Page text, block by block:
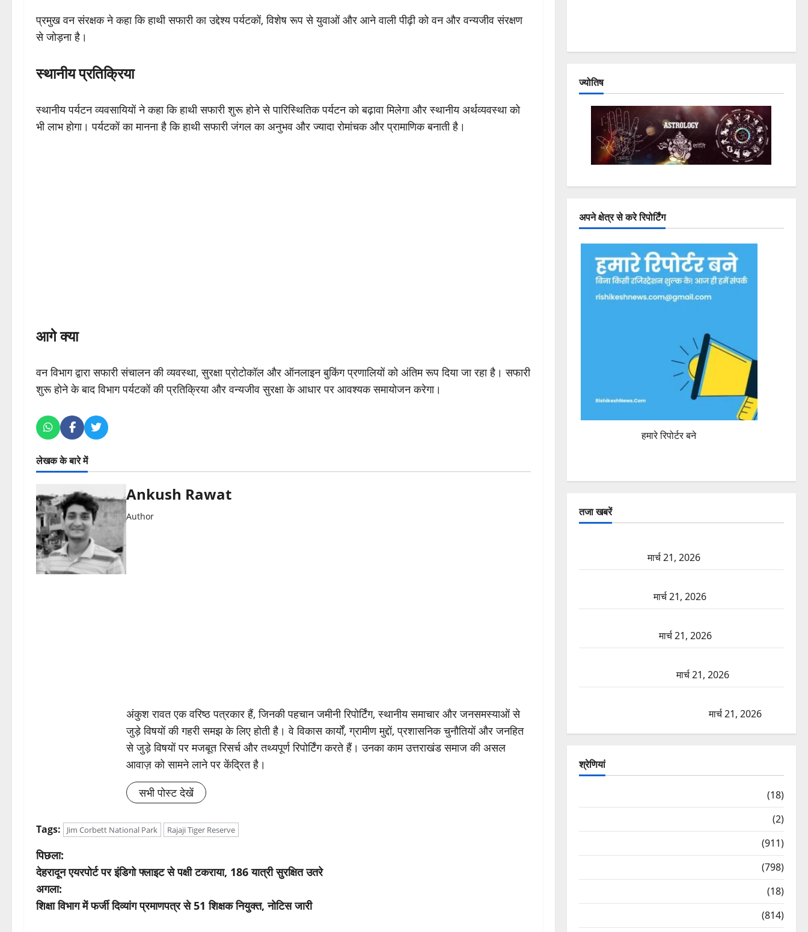
प्रमुख वन संरक्षक ने कहा कि हाथी सफारी का उद्देश्य पर्यटकों, विशेष रूप से युवाओं और आने वाली पीढ़ी को वन और वन्यजीव संरक्षण
से जोड़ना है।
स्थानीय प्रतिक्रिया
स्थानीय पर्यटन व्यवसायियों ने कहा कि हाथी सफारी शुरू होने से पारिस्थितिक पर्यटन को बढ़ावा मिलेगा और स्थानीय अर्थव्यवस्था को
भी लाभ होगा। पर्यटकों का मानना है कि हाथी सफारी जंगल का अनुभव और ज्यादा रोमांचक और प्रामाणिक बनाती है।
आगे क्या
वन विभाग द्वारा सफारी संचालन की व्यवस्था, सुरक्षा प्रोटोकॉल और ऑनलाइन बुकिंग प्रणालियों को अंतिम रूप दिया जा रहा है। सफारी
शुरू होने के बाद विभाग पर्यटकों की प्रतिक्रिया और वन्यजीव सुरक्षा के आधार पर आवश्यक समायोजन करेगा।
लेखक के बारे में
Ankush Rawat
Author
अंकुश रावत एक वरिष्ठ पत्रकार हैं, जिनकी पहचान जमीनी रिपोर्टिंग, स्थानीय समाचार और जनसमस्याओं से
जुड़े विषयों की गहरी समझ के लिए होती है। वे विकास कार्यों, ग्रामीण मुद्दों, प्रशासनिक चुनौतियों और जनहित
से जुड़े विषयों पर मजबूत रिसर्च और तथ्यपूर्ण रिपोर्टिंग करते हैं। उनका काम उत्तराखंड समाज की असल
आवाज़ को सामने लाने पर केंद्रित है।
सभी पोस्ट देखें
Tags: Jim Corbett National Park Rajaji Tiger Reserve
पो
स्ट
ने
पिछला:
देहरादून एयरपोर्ट पर इंडिगो फ्लाइट से पक्षी टकराया, 186 यात्री सुरक्षित उतरे
अगला:
शिक्षा विभाग में फर्जी दिव्यांग प्रमाणपत्र से 51 शिक्षक नियुक्त, नोटिस जारी
ज्योतिष
अपने क्षेत्र से करे रिपोर्टिंग
हमारे रिपोर्टर बने
तजा खबरें
मार्च 21, 2026
मार्च 21, 2026
मार्च 21, 2026
मार्च 21, 2026
मार्च 21, 2026
श्रेणियां
(18)
(2)
(911)
(798)
(18)
(814)